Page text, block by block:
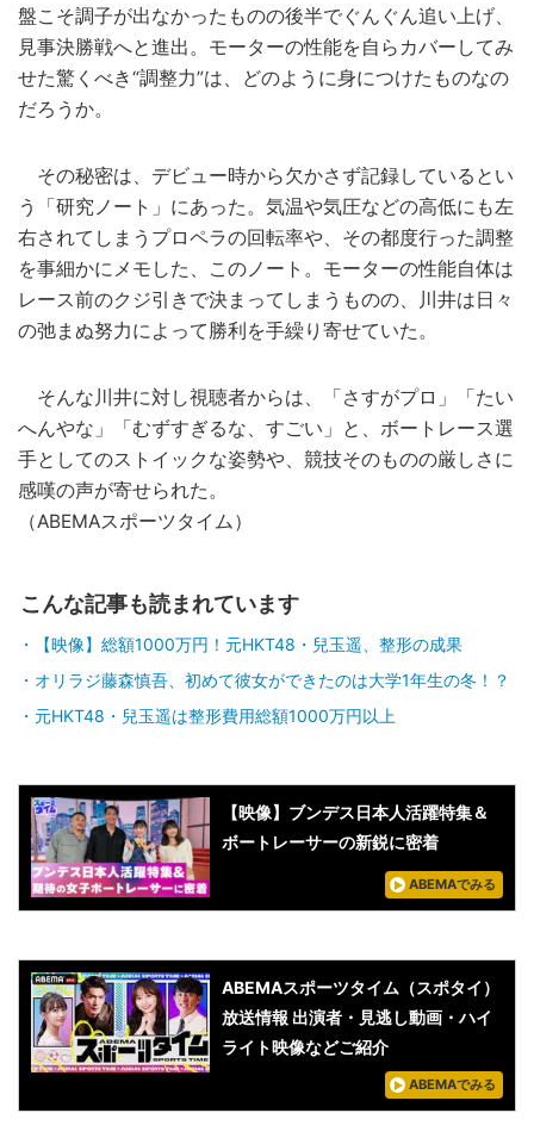
盤こそ調子が出なかったものの後半でぐんぐん追い上げ、
見事決勝戦へと進出。モーターの性能を自らカバーしてみ
せた驚くべき“調整力”は、どのように身につけたものなの
だろうか。
その秘密は、デビュー時から欠かさず記録しているとい
う「研究ノート」にあった。気温や気圧などの高低にも左
右されてしまうプロペラの回転率や、その都度行った調整
を事細かにメモした、このノート。モーターの性能自体は
レース前のクジ引きで決まってしまうものの、川井は日々
の弛まぬ努力によって勝利を手繰り寄せていた。
そんな川井に対し視聴者からは、「さすがプロ」「たい
へんやな」「むずすぎるな、すごい」と、ボートレース選
手としてのストイックな姿勢や、競技そのものの厳しさに
感嘆の声が寄せられた。
（ABEMAスポーツタイム）
こんな記事も読まれています
【映像】総額1000万円！元HKT48・兒玉遥、整形の成果
オリラジ藤森慎吾、初めて彼女ができたのは大学1年生の冬！？
元HKT48・兒玉遥は整形費用総額1000万円以上
【映像】ブンデス日本人活躍特集＆
ボートレーサーの新鋭に密着
ABEMAでみる
ABEMAスポーツタイム（スポタイ）
放送情報 出演者・見逃し動画・ハイ
ライト映像などご紹介
ABEMAでみる